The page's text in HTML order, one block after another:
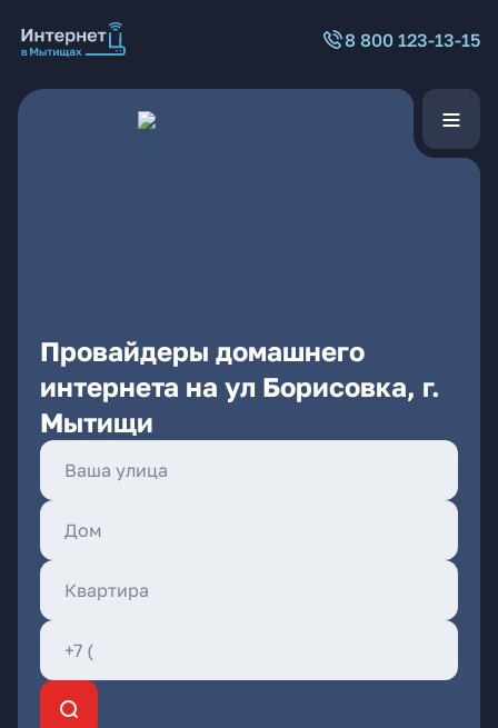
8 800 123-13-15
Провайдеры домашнего
интернета на ул Борисовка, г.
Мытищи